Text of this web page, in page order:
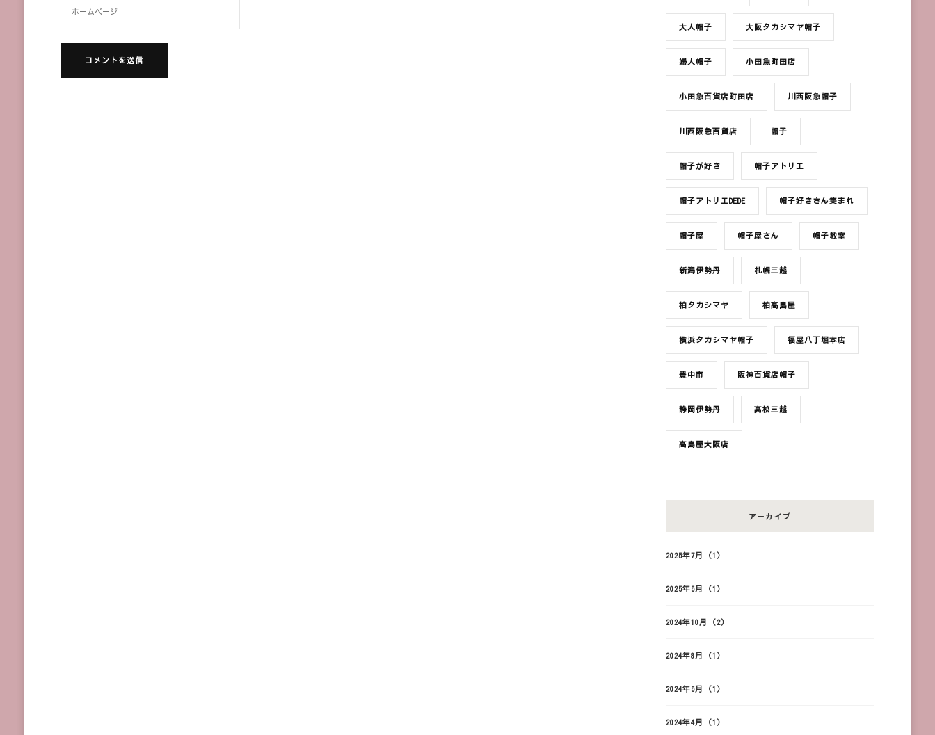
大人帽子 大阪タカシマヤ帽子
婦人帽子 小田急町田店
小田急百貨店町田店 川西阪急帽子
川西阪急百貨店 帽子
帽子が好き 帽子アトリエ
帽子アトリエDEDE 帽子好きさん集まれ
帽子屋 帽子屋さん 帽子教室
新潟伊勢丹 札幌三越
柏タカシマヤ 柏髙島屋
横浜タカシマヤ帽子 福屋八丁堀本店
豊中市 阪神百貨店帽子
静岡伊勢丹 高松三越
髙島屋大阪店
アーカイブ
2025年7月 (1)
2025年5月 (1)
2024年10月 (2)
2024年8月 (1)
2024年5月 (1)
2024年4月 (1)